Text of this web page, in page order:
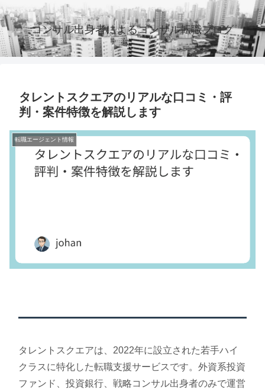
コンサル出身者によるコンサル転職ブログ
タレントスクエアのリアルな口コミ・評
判・案件特徴を解説します
転職エージェント情報
タレントスクエアは、2022年に設立された若手ハイ
クラスに特化した転職支援サービスです。外資系投資
ファンド、投資銀行、戦略コンサル出身者のみで運営